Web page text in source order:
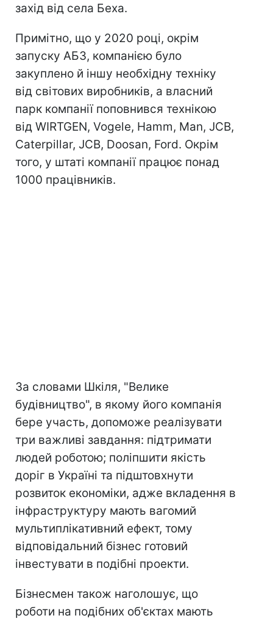
захід від села Беха.
Примітно, що у 2020 році, окрім
запуску АБЗ, компанією було
закуплено й іншу необхідну техніку
від світових виробників, а власний
парк компанії поповнився технікою
від WIRTGEN, Vogele, Hamm, Man, JCB,
Caterpillar, JCB, Doosan, Ford. Окрім
того, у штаті компанії працює понад
1000 працівників.
За словами Шкіля, "Велике
будівництво", в якому його компанія
бере участь, допоможе реалізувати
три важливі завдання: підтримати
людей роботою; поліпшити якість
доріг в Україні та підштовхнути
розвиток економіки, адже вкладення в
інфраструктуру мають вагомий
мультиплікативний ефект, тому
відповідальний бізнес готовий
інвестувати в подібні проекти.
Бізнесмен також наголошує, що
роботи на подібних об'єктах мають